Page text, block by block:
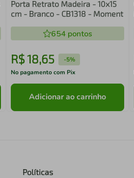
Porta Retrato Madeira - 10x15
cm - Branco - CB1318 - Moment
654pontos
R$18,65 -5%
No pagamento com Pix
Adicionar ao carrinho
Políticas